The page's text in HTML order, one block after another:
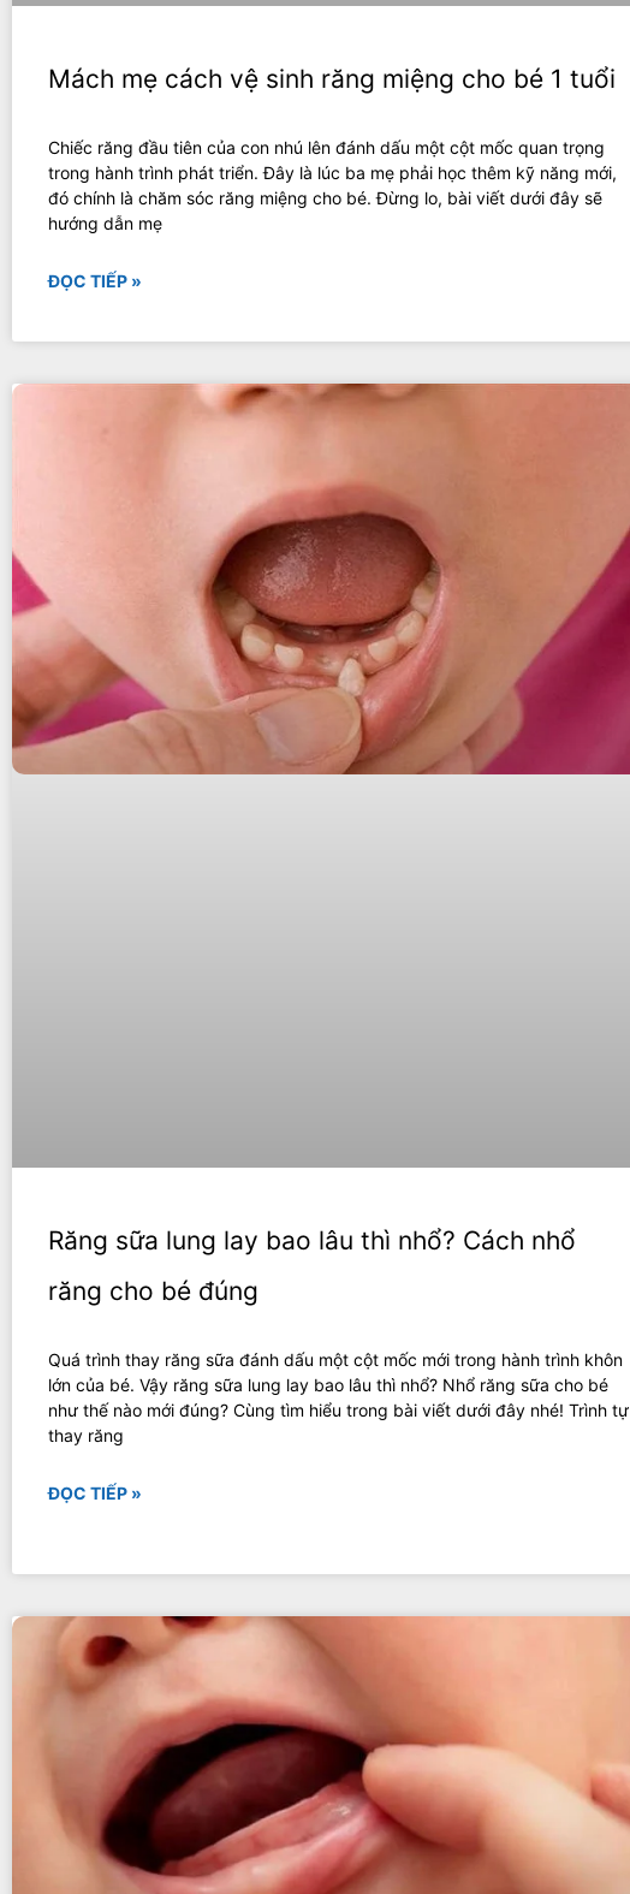
Mách mẹ cách vệ sinh răng miệng cho bé 1 tuổi
Chiếc răng đầu tiên của con nhú lên đánh dấu một cột mốc quan trọng
trong hành trình phát triển. Đây là lúc ba mẹ phải học thêm kỹ năng mới,
đó chính là chăm sóc răng miệng cho bé. Đừng lo, bài viết dưới đây sẽ
hướng dẫn mẹ
ĐỌC TIẾP »
Răng sữa lung lay bao lâu thì nhổ? Cách nhổ
răng cho bé đúng
Quá trình thay răng sữa đánh dấu một cột mốc mới trong hành trình khôn
lớn của bé. Vậy răng sữa lung lay bao lâu thì nhổ? Nhổ răng sữa cho bé
như thế nào mới đúng? Cùng tìm hiểu trong bài viết dưới đây nhé! Trình tự
thay răng
ĐỌC TIẾP »